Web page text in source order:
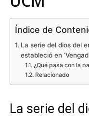
Índice de
La serie del dios del
estableció en
¿Qué pasa con la
Relacionado
La serie del